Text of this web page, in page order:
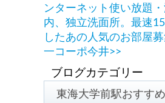
ンターネット使い放題
内、独立洗面所。最速
したあの人気のお部屋
一コーポ今井>>
東海大学前駅おすす